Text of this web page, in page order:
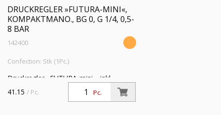
DRUCKREGLER »FUTURA-MINI«,
KOMPAKTMANO., BG 0, G 1/4, 0,5-
8 BAR
142400
Confection: Stk (1Pc.)
Druckregler »FUTURA-mini«, inkl.
Kompaktmanometer, BG 0, G 1/4, PE
max. 12 bar, Temp. -10 °C bis 50 °C,
Pc.
41.15 / Pc.